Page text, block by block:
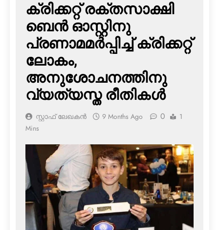
ക്രിക്കറ്റ് രക്തസാക്ഷി
ബെന്‍ ഓസ്റ്റിനു
പ്രണാമമര്‍പ്പിച്ച് ക്രിക്കറ്റ്
ലോകം,
അനുശോചനത്തിനു
വ്യത്യസ്ത രീതികള്‍
സ്റ്റാഫ് ലേഖകൻ 9 Months Ago 0
1
Mins